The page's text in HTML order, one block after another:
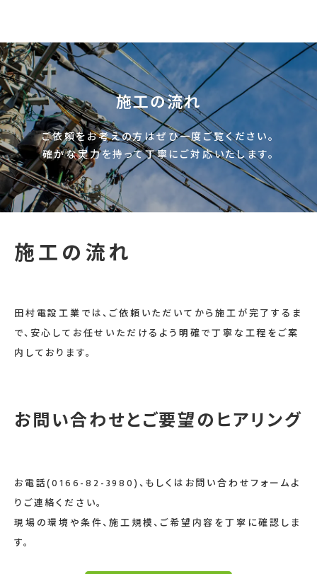
施工の流れ
ご依頼をお考えの方はぜひ一度ご覧ください。
確かな実力を持って丁寧にご対応いたします。
施工の流れ
田村電設工業では、ご依頼いただいてから施工が完了するま
で、安心してお任せいただけるよう明確で丁寧な工程をご案
内しております。
お問い合わせとご要望のヒアリング
お電話(0166-82-3980)、もしくはお問い合わせフォームよ
りご連絡ください。
現場の環境や条件、施工規模、ご希望内容を丁寧に確認しま
す。